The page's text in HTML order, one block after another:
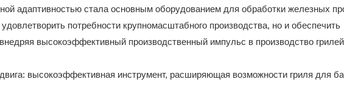
адаптивностью стала основным оборудованием для обработки железных
потребности крупномасштабного производства, но и обеспечить
высокоэффективный производственный импульс в производство